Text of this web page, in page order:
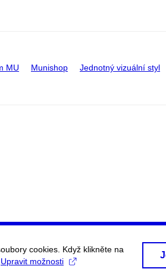
MU Munishop Jednotný vizuální styl
cookies. Když klikněte na
Upravit možnosti